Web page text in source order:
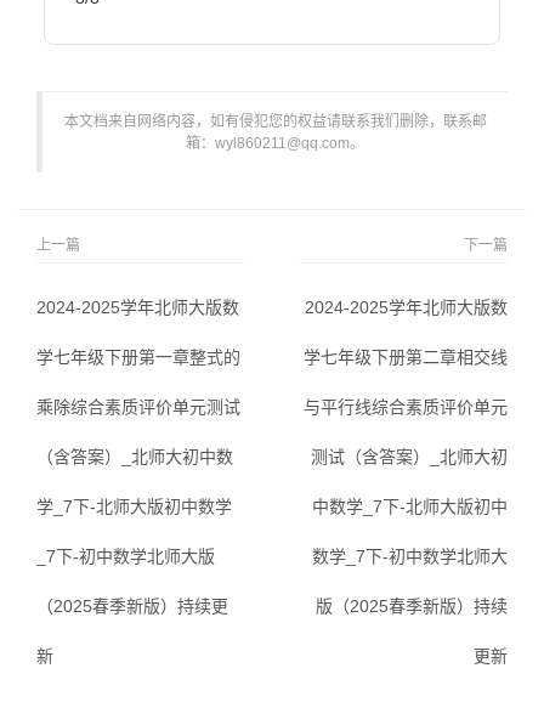
本文档来自网络内容，如有侵犯您的权益请联系我们删除，联系邮
箱：wyl860211@qq.com。
上一篇
2024-2025学年北师大版数
学七年级下册第一章整式的
乘除综合素质评价单元测试
（含答案）_北师大初中数
学_7下-北师大版初中数学
_7下-初中数学北师大版
（2025春季新版）持续更
新
下一篇
2024-2025学年北师大版数
学七年级下册第二章相交线
与平行线综合素质评价单元
测试（含答案）_北师大初
中数学_7下-北师大版初中
数学_7下-初中数学北师大
版（2025春季新版）持续
更新